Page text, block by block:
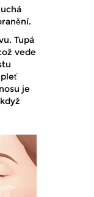
Tupá
vede
je